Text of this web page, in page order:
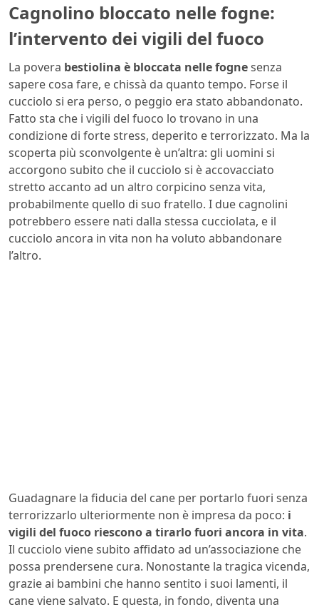
Cagnolino bloccato nelle fogne:
l’intervento dei vigili del fuoco
La povera bestiolina è bloccata nelle fognesenza
sapere cosa fare, e chissà da quanto tempo. Forse il
cucciolo si era perso, o peggio era stato abbandonato.
Fatto sta che i vigili del fuoco lo trovano in una
condizione di forte stress, deperito e terrorizzato. Ma la
scoperta più sconvolgente è un’altra: gli uomini si
accorgono subito che il cucciolo si è accovacciato
stretto accanto ad un altro corpicino senza vita,
probabilmente quello di suo fratello. I due cagnolini
potrebbero essere nati dalla stessa cucciolata, e il
cucciolo ancora in vita non ha voluto abbandonare
l’altro.
Guadagnare la fiducia del cane per portarlo fuori senza
terrorizzarlo ulteriormente non è impresa da poco: i
vigili del fuoco riescono a tirarlo fuori ancora in vita.
Il cucciolo viene subito affidato ad un’associazione che
possa prendersene cura. Nonostante la tragica vicenda,
grazie ai bambini che hanno sentito i suoi lamenti, il
cane viene salvato. E questa, in fondo, diventa una